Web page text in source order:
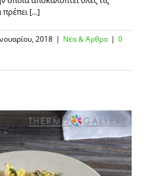
[...]
2018 | Νέα & Άρθρα | 0